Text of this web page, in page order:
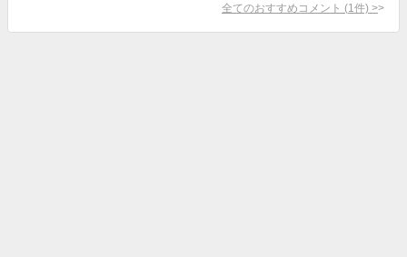
全てのおすすめコメント (1 件) >